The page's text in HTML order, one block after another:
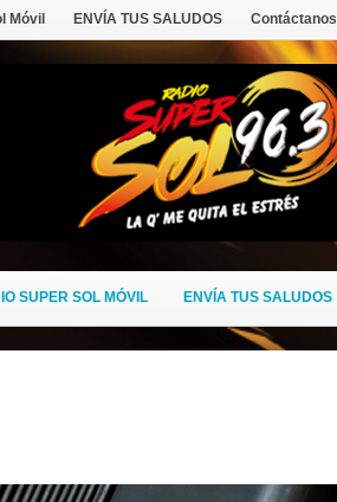
Móvil ENVÍA TUS SALUDOS Contáctanos
SUPER SOL MÓVIL ENVÍA TUS SALUDOS